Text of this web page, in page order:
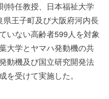
特任教授、日本福祉大学
王子町及び大阪府河内長
いない高齢者599人を対象
大学とヤマハ発動機の共
動機及び国立研究開発法
を受けて実施した。